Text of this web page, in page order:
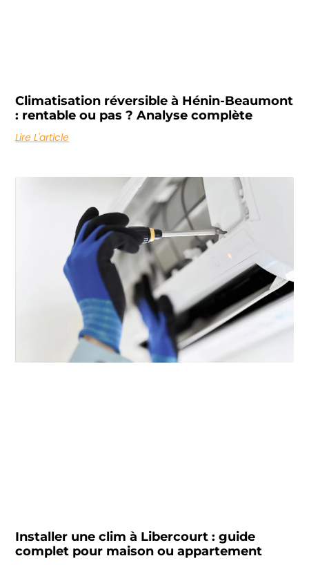
Climatisation réversible à Hénin-Beaumont
: rentable ou pas ? Analyse complète
Lire L'article
Installer une clim à Libercourt : guide
complet pour maison ou appartement